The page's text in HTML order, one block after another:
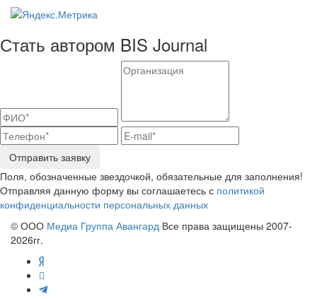
Стать автором BIS Journal
Отправить заявку
Поля, обозначенные звездочкой, обязательные для заполнения!
Отправляя данную форму вы соглашаетесь с политикой
конфиденциальности персональных данных
© ООО Медиа Группа Авангард Все права защищены 2007-
2026гг.